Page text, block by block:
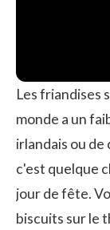
Les friandises
monde a un
irlandais ou
c'est quelque
jour de fête.
biscuits sur le